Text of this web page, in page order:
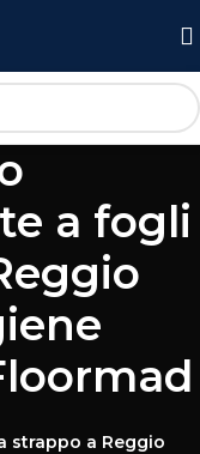
a fogli
strappo a Reggio